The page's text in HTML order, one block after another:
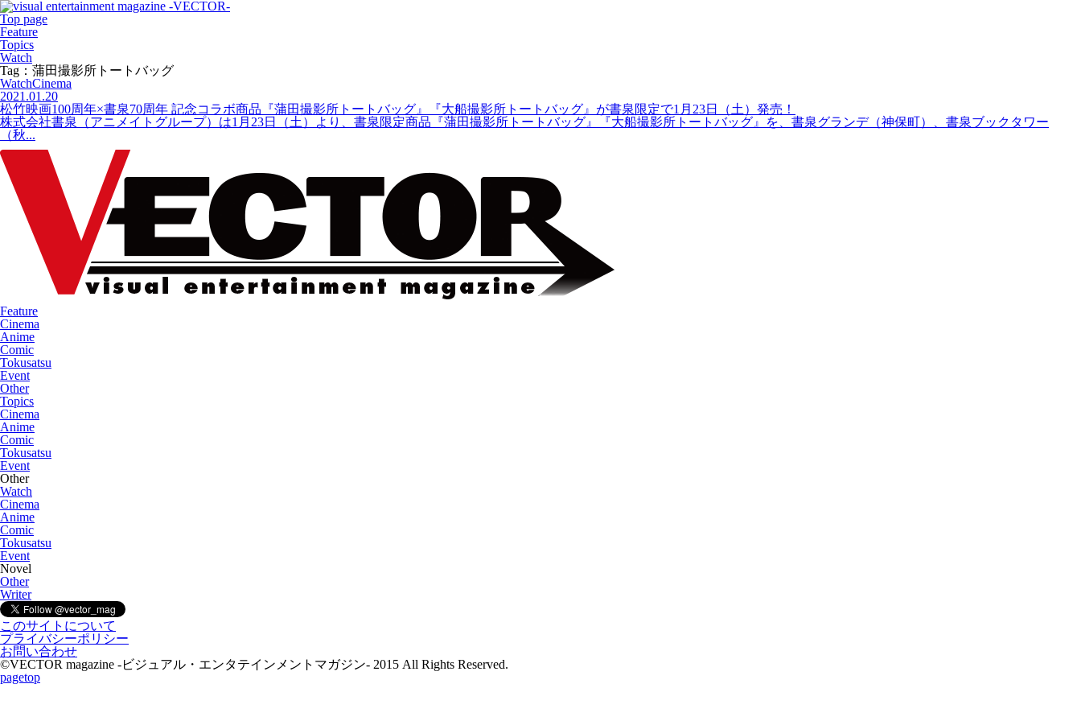
Top page
Feature
Topics
Watch
Tag：蒲田撮影所トートバッグ
WatchCinema
2021.01.20
松竹映画100周年×書泉70周年 記念コラボ商品『蒲田撮影所トートバッグ』『大船撮影所トートバッグ』が書泉限定で1月23日（土）発売！
株式会社書泉（アニメイトグループ）は1月23日（土）より、書泉限定商品『蒲田撮影所トートバッグ』『大船撮影所トートバッグ』を、書泉グランデ（神保町）、書泉ブックタワー
（秋...
Feature
Cinema
Anime
Comic
Tokusatsu
Event
Other
Topics
Cinema
Anime
Comic
Tokusatsu
Event
Other
Watch
Cinema
Anime
Comic
Tokusatsu
Event
Novel
Other
Writer
このサイトについて
プライバシーポリシー
お問い合わせ
©VECTOR magazine -ビジュアル・エンタテインメントマガジン- 2015 All Rights Reserved.
pagetop